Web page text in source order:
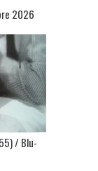
2026
/ Blu-